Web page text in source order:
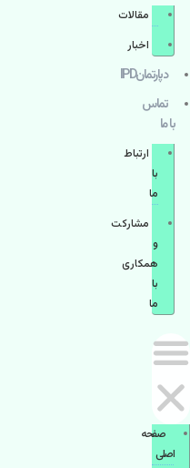
مقالات
اخبار
دپارتمانIPD
تماس
با ما
ارتباط
با
ما
مشاركت
و
همكاری
با
ما
صفحه
اصلی